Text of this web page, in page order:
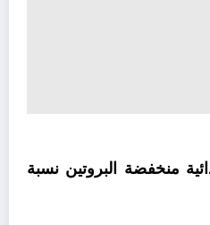
منخفضة البروتين نسبة